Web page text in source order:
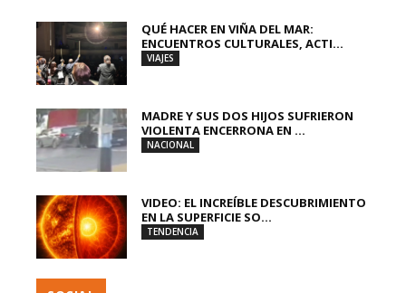
QUÉ HACER EN VIÑA DEL MAR:
ENCUENTROS CULTURALES, ACTI...
VIAJES
MADRE Y SUS DOS HIJOS SUFRIERON
VIOLENTA ENCERRONA EN ...
NACIONAL
VIDEO: EL INCREÍBLE DESCUBRIMIENTO
EN LA SUPERFICIE SO...
TENDENCIA